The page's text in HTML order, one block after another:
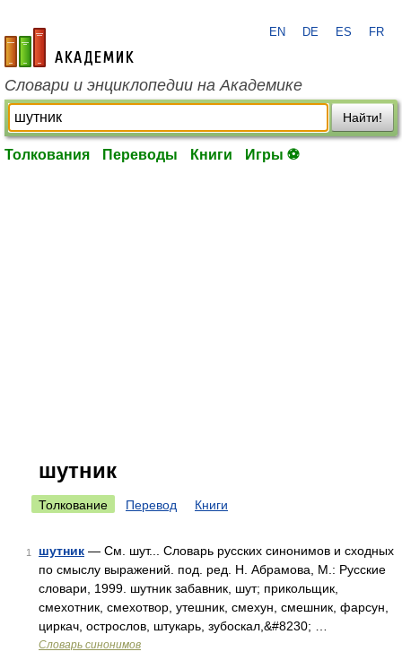
academic.ru
EN DE ES FR
Словари и энциклопедии на Академике
Найти!
Толкования Переводы Книги Игры ⚽
шутник
Толкование Перевод Книги
1 шутник — См. шут... Словарь русских синонимов и сходных
по смыслу выражений. под. ред. Н. Абрамова, М.: Русские
словари, 1999. шутник забавник, шут; прикольщик,
смехотник, смехотвор, утешник, смехун, смешник, фарсун,
циркач, острослов, штукарь, зубоскал,&#8230; …
Словарь синонимов